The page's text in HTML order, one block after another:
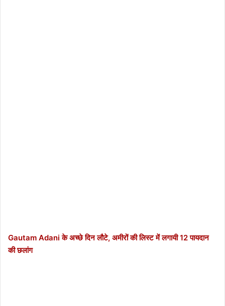
Gautam Adani के अच्छे दिन लौटे, अमीरों की लिस्ट में लगायी 12 पायदान
की छलांग